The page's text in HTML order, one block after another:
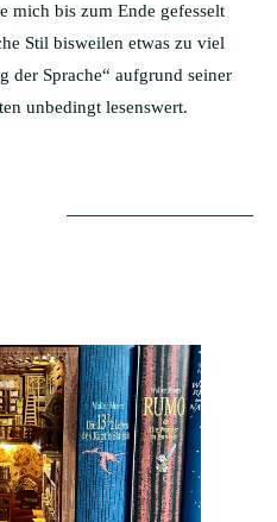
mich bis zum Ende gefesselt
Stil bisweilen etwas zu viel
der Sprache“ aufgrund seiner
unbedingt lesenswert.